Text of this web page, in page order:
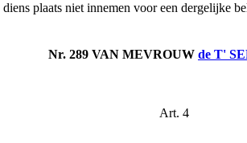
plaats niet innemen voor een
Nr. 289 VAN MEVROUW de T'
Art. 4